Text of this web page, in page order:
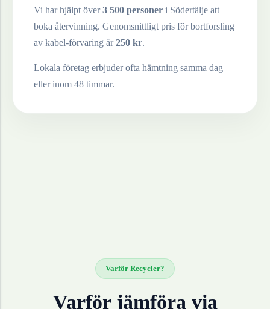
Vi har hjälpt över3 500 personer i Södertälje att
boka återvinning. Genomsnittligt pris för bortforsling
av kabel-förvaring är250 kr.
Lokala företag erbjuder ofta hämtning samma dag
eller inom 48 timmar.
Varför Recycler?
Varför jämföra via